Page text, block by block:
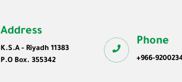
Address
K.S.A - Riyadh 11383
P.O Box. 355342
Phone
+966-